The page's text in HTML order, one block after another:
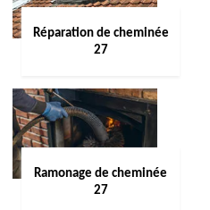
Réparation de cheminée
27
Ramonage de cheminée
27